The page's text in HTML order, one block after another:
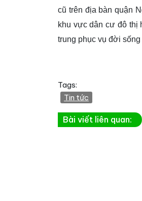
cũ trên địa bàn quận
khu vực dân cư đô thị
trung phục vụ đời
Tags:
Tin tức
Bài viết liên quan: